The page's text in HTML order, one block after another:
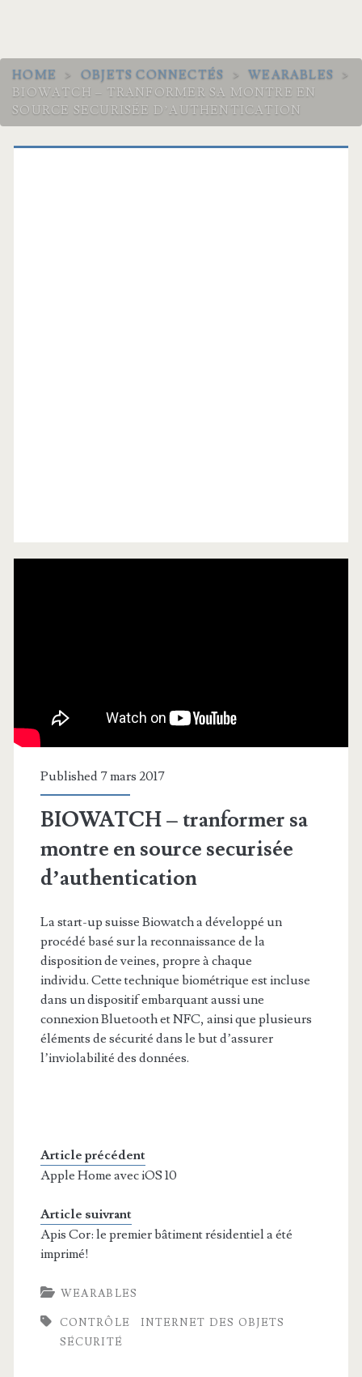
HOME > OBJETS CONNECTÉS > WEARABLES
>
BIOWATCH – TRANFORMER SA MONTRE EN
SOURCE SECURISÉE D’AUTHENTICATION
Published 7 mars 2017
BIOWATCH – tranformer sa
montre en source securisée
d’authentication
La start-up suisse Biowatch a développé un
procédé basé sur la reconnaissance de la
disposition de veines, propre à chaque
individu. Cette technique biométrique est incluse
dans un dispositif embarquant aussi une
connexion Bluetooth et NFC, ainsi que plusieurs
éléments de sécurité dans le but d’assurer
l’inviolabilité des données.
Article précédent
Apple Home avec iOS 10
Article suivrant
Apis Cor: le premier bâtiment résidentiel a été
imprimé!
WEARABLES
CONTRÔLE
INTERNET DES OBJETS
SÉCURITÉ